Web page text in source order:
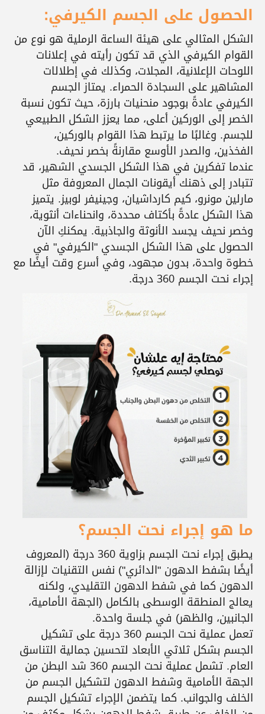
الحصول على الجسم الكيرفي:
الشكل المثالي على هيئة الساعة الرملية هو نوع من
القوام الكيرفي الذي قد تكون رأيته في إعلانات
اللوحات الإعلانية، المجلات، وكذلك في إطلالات
المشاهير على السجادة الحمراء. يمتاز الجسم
الكيرفي عادةً بوجود منحنيات بارزة، حيث تكون نسبة
الخصر إلى الوركين أعلى، مما يعزز الشكل الطبيعي
للجسم. وغالبًا ما يرتبط هذا القوام بالوركين،
الفخذين، والصدر الأوسع مقارنةً بخصر نحيف.
عندما تفكرين في هذا الشكل الجسدي الشهير، قد
تتبادر إلى ذهنك أيقونات الجمال المعروفة مثل
مارلين مونرو، كيم كارداشيان، وجينيفر لوبيز. يتميز
هذا الشكل عادةً بأكتاف محددة، وانحناءات أنثوية،
وخصر نحيف يجسد الأنوثة والجاذبية. يمكنكِ الآن
الحصول على هذا الشكل الجسدي "الكيرفي" في
خطوة واحدة، بدون مجهود، وفي أسرع وقت أيضًا مع
إجراء نحت الجسم 360 درجة.
ما هو إجراء نحت الجسم؟
يطبق إجراء نحت الجسم بزاوية 360 درجة (المعروف
أيضًا بشفط الدهون "الدائري") نفس التقنيات لإزالة
الدهون كما في شفط الدهون التقليدي، ولكنه
يعالج المنطقة الوسطى بالكامل (الجهة الأمامية،
الجانبين، والظهر) في جلسة واحدة.
تعمل عملية نحت الجسم 360 درجة على تشكيل
الجسم بشكل ثلاثي الأبعاد لتحسين جمالية التناسق
العام. تشمل عملية نحت الجسم 360 شد البطن من
الجهة الأمامية وشفط الدهون لتشكيل الجسم من
الخلف والجوانب. كما يتضمن الإجراء تشكيل الجسم